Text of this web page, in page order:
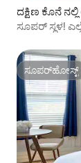
ದಕ್ಷಿಣ ಕೊನೆ
ಸೂಪರ್ ಸ್ಥಳ!
ಸೂಪರ್‌ಹೋಸ್ಟ್
ಸೂಪರ್‌ಹೋಸ್ಟ್